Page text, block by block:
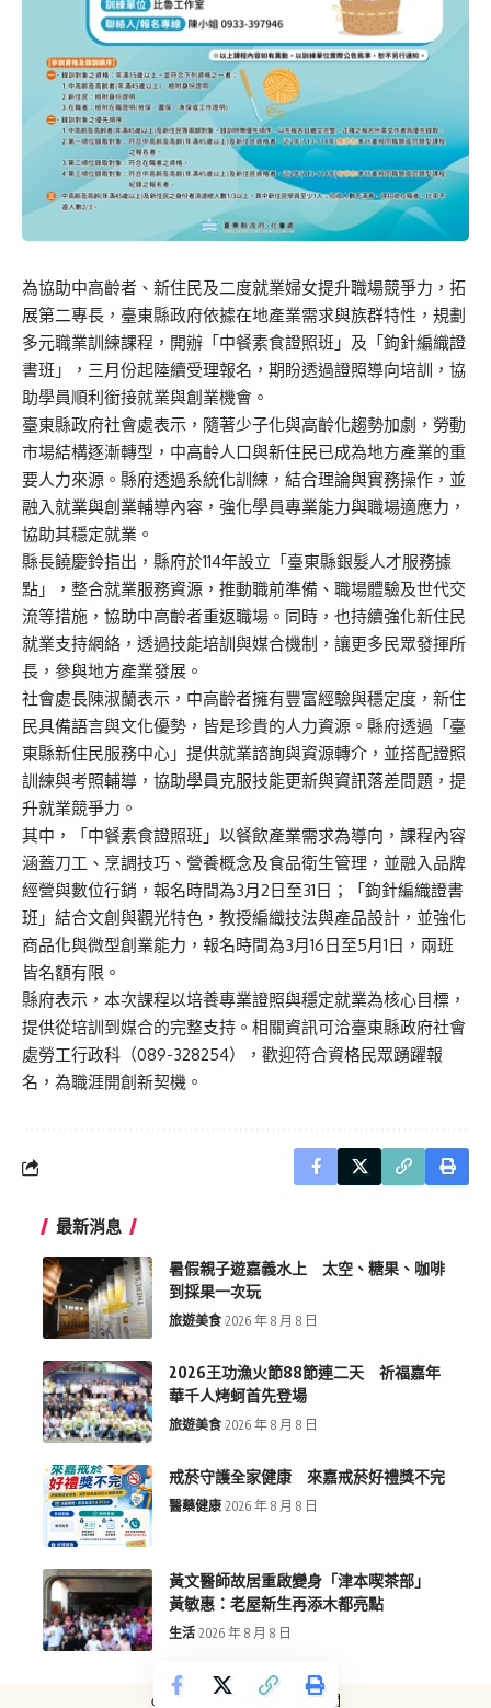
為協助中高齡者、新住民及二度就業婦女提升職場競爭力，拓
展第二專長，臺東縣政府依據在地產業需求與族群特性，規劃
多元職業訓練課程，開辦「中餐素食證照班」及「鉤針編織證
書班」，三月份起陸續受理報名，期盼透過證照導向培訓，協
助學員順利銜接就業與創業機會。
臺東縣政府社會處表示，隨著少子化與高齡化趨勢加劇，勞動
市場結構逐漸轉型，中高齡人口與新住民已成為地方產業的重
要人力來源。縣府透過系統化訓練，結合理論與實務操作，並
融入就業與創業輔導內容，強化學員專業能力與職場適應力，
協助其穩定就業。
縣長饒慶鈴指出，縣府於114年設立「臺東縣銀髮人才服務據
點」，整合就業服務資源，推動職前準備、職場體驗及世代交
流等措施，協助中高齡者重返職場。同時，也持續強化新住民
就業支持網絡，透過技能培訓與媒合機制，讓更多民眾發揮所
長，參與地方產業發展。
社會處長陳淑蘭表示，中高齡者擁有豐富經驗與穩定度，新住
民具備語言與文化優勢，皆是珍貴的人力資源。縣府透過「臺
東縣新住民服務中心」提供就業諮詢與資源轉介，並搭配證照
訓練與考照輔導，協助學員克服技能更新與資訊落差問題，提
升就業競爭力。
其中，「中餐素食證照班」以餐飲產業需求為導向，課程內容
涵蓋刀工、烹調技巧、營養概念及食品衛生管理，並融入品牌
經營與數位行銷，報名時間為3月2日至31日；「鉤針編織證書
班」結合文創與觀光特色，教授編織技法與產品設計，並強化
商品化與微型創業能力，報名時間為3月16日至5月1日，兩班
皆名額有限。
縣府表示，本次課程以培養專業證照與穩定就業為核心目標，
提供從培訓到媒合的完整支持。相關資訊可洽臺東縣政府社會
處勞工行政科（089-328254），歡迎符合資格民眾踴躍報
名，為職涯開創新契機。
最新消息
暑假親子遊嘉義水上 太空、糖果、咖啡
到採果一次玩
旅遊美食 2026 年 8 月 8 日
2026王功漁火節88節連二天 祈福嘉年
華千人烤蚵首先登場
旅遊美食 2026 年 8 月 8 日
戒菸守護全家健康 來嘉戒菸好禮獎不完
醫藥健康 2026 年 8 月 8 日
黃文醫師故居重啟變身「津本喫茶部」
黃敏惠：老屋新生再添木都亮點
生活 2026 年 8 月 8 日
copyright © more-new.tw 墨新聞